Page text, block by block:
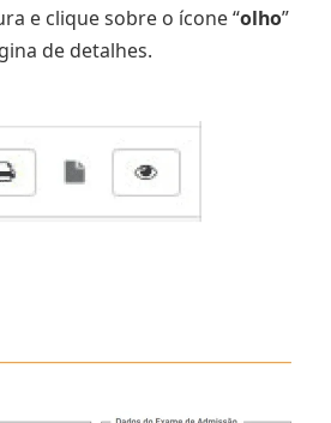
e clique sobre o ícone “olho”
de detalhes.